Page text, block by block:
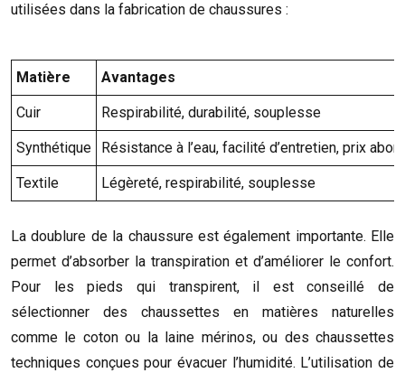
utilisées dans la fabrication de chaussures :
Matière Avantages
Cuir Respirabilité, durabilité, souplesse
Synthétique Résistance à l’eau, facilité d’entretien, prix
Textile Légèreté, respirabilité, souplesse
La doublure de la chaussure est également importante. Elle
permet d’absorber la transpiration et d’améliorer le confort.
Pour les pieds qui transpirent, il est conseillé de
sélectionner des chaussettes en matières naturelles
comme le coton ou la laine mérinos, ou des chaussettes
techniques conçues pour évacuer l’humidité. L’utilisation de